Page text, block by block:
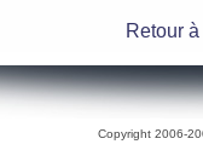
Retour
Copyright 2006-